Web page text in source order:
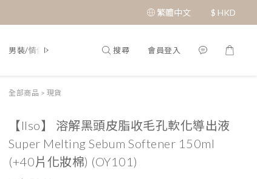
繁體中文 $ HKD
男裝/情侶裝 搜尋 會員登入
全部商品 > 現貨
【Ilso】 溶解黑頭皮脂收毛孔軟化導出液
Super Melting Sebum Softener 150ml
(+40片化妝棉) (OY101)